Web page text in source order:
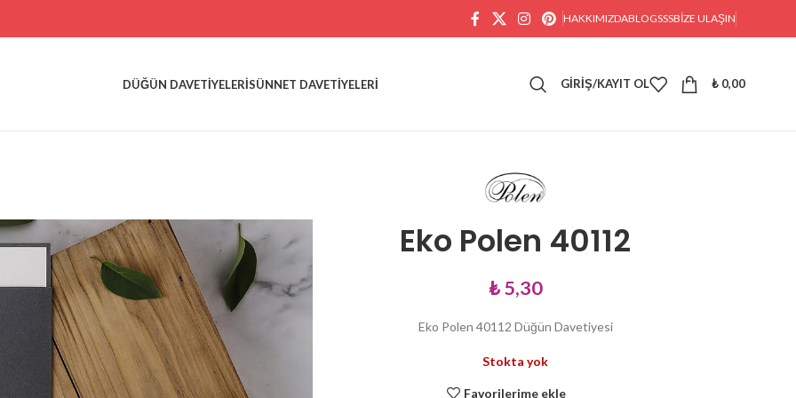
HAKKIMIZDABLOGSSSBIZE ULAŞIN
DÜĞÜN DAVETIYELERISÜNNET DAVETIYELERI GIRIŞ/KAYIT OL ₺0,00
Eko Polen 40112
₺5,30
Eko Polen 40112 Düğün Davetiyesi
Stokta yok
Favorilerime ekle